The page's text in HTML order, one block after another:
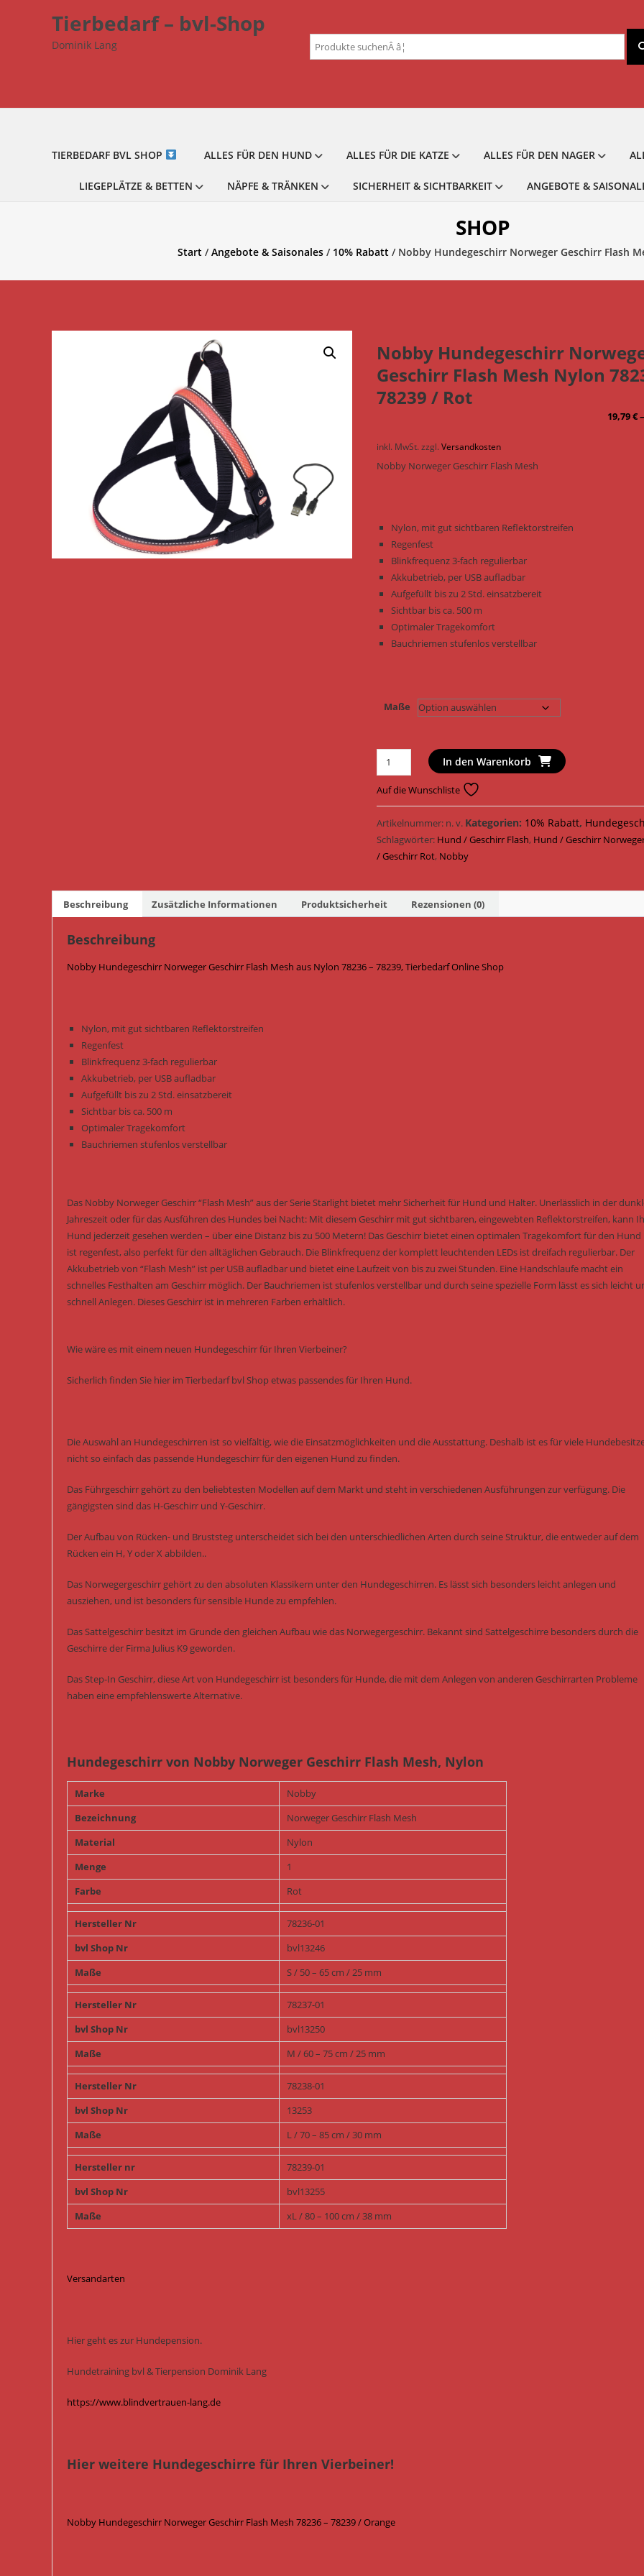
Tierbedarf – bvl-Shop
Dominik Lang
Suchen
nach:
TIERBEDARF BVL SHOP ALLES FÜR DEN HUND ALLES FÜR DIE KATZE ALLES FÜR DEN NAGER
LIEGEPLÄTZE & BETTEN NÄPFE & TRÄNKEN SICHERHEIT & SICHTBARKEIT ANGEBOTE &
SHOP
Start/Angebote & Saisonales/ 10% Rabatt/ Nobby Hundegeschirr Norweger Geschirr Flash
Nobby Hundegeschirr
Geschirr Flash Mesh Nylon
78239 / Rot
19,79€
inkl. MwSt. zzgl.Versandkosten
Nobby Norweger Geschirr Flash Mesh
Nylon, mit gut sichtbaren Reflektorstreifen
Regenfest
Blinkfrequenz 3-fach regulierbar
Akkubetrieb, per USB aufladbar
Aufgefüllt bis zu 2 Std. einsatzbereit
Sichtbar bis ca. 500 m
Optimaler Tragekomfort
Bauchriemen stufenlos verstellbar
Maße
Nobby
Hundegeschirr
Norweger
Geschirr
Flash
Mesh
Nylon
-
78239
/
In den Warenkorb
Auf die Wunschliste
Artikelnummer: n. v. Kategorien: 10% Rabatt,
Schlagwörter: Hund / Geschirr Flash, Hund / Geschirr
/ Geschirr Rot, Nobby
Beschreibung Zusätzliche Informationen Produktsicherheit Rezensionen (0)
Beschreibung
Nobby Hundegeschirr Norweger Geschirr Flash Mesh aus Nylon 78236 – 78239, Tierbedarf Online Shop
Nylon, mit gut sichtbaren Reflektorstreifen
Regenfest
Blinkfrequenz 3-fach regulierbar
Akkubetrieb, per USB aufladbar
Aufgefüllt bis zu 2 Std. einsatzbereit
Sichtbar bis ca. 500 m
Optimaler Tragekomfort
Bauchriemen stufenlos verstellbar
Das Nobby Norweger Geschirr “Flash Mesh” aus der Serie Starlight bietet mehr Sicherheit für Hund und Halter. Unerlässlich in der
Jahreszeit oder für das Ausführen des Hundes bei Nacht: Mit diesem Geschirr mit gut sichtbaren, eingewebten Reflektorstreifen, kann
Hund jederzeit gesehen werden – über eine Distanz bis zu 500 Metern! Das Geschirr bietet einen optimalen Tragekomfort für den
ist regenfest, also perfekt für den alltäglichen Gebrauch. Die Blinkfrequenz der komplett leuchtenden LEDs ist dreifach regulierbar. Der
Akkubetrieb von “Flash Mesh” ist per USB aufladbar und bietet eine Laufzeit von bis zu zwei Stunden. Eine Handschlaufe macht ein
schnelles Festhalten am Geschirr möglich. Der Bauchriemen ist stufenlos verstellbar und durch seine spezielle Form lässt es sich leicht
schnell Anlegen. Dieses Geschirr ist in mehreren Farben erhältlich.
Wie wäre es mit einem neuen Hundegeschirr für Ihren Vierbeiner?
Sicherlich finden Sie hier im Tierbedarf bvl Shop etwas passendes für Ihren Hund.
Die Auswahl an Hundegeschirren ist so vielfältig, wie die Einsatzmöglichkeiten und die Ausstattung. Deshalb ist es für viele
nicht so einfach das passende Hundegeschirr für den eigenen Hund zu finden.
Das Führgeschirr gehört zu den beliebtesten Modellen auf dem Markt und steht in verschiedenen Ausführungen zur verfügung. Die
gängigsten sind das H-Geschirr und Y-Geschirr.
Der Aufbau von Rücken- und Bruststeg unterscheidet sich bei den unterschiedlichen Arten durch seine Struktur, die entweder auf dem
Rücken ein H, Y oder X abbilden..
Das Norwegergeschirr gehört zu den absoluten Klassikern unter den Hundegeschirren. Es lässt sich besonders leicht anlegen und
ausziehen, und ist besonders für sensible Hunde zu empfehlen.
Das Sattelgeschirr besitzt im Grunde den gleichen Aufbau wie das Norwegergeschirr. Bekannt sind Sattelgeschirre besonders durch die
Geschirre der Firma Julius K9 geworden.
Das Step-In Geschirr, diese Art von Hundegeschirr ist besonders für Hunde, die mit dem Anlegen von anderen Geschirrarten Probleme
haben eine empfehlenswerte Alternative.
Hundegeschirr von Nobby Norweger Geschirr Flash Mesh, Nylon
Marke
Nobby
Bezeichnung
Norweger Geschirr Flash Mesh
Material
Nylon
Menge
1
Farbe
Rot
Hersteller Nr
78236-01
bvl Shop Nr
bvl13246
Maße
S / 50 – 65 cm / 25 mm
Hersteller Nr
78237-01
bvl Shop Nr
bvl13250
Maße
M / 60 – 75 cm / 25 mm
Hersteller Nr
78238-01
bvl Shop Nr
13253
Maße
L / 70 – 85 cm / 30 mm
Hersteller nr
78239-01
bvl Shop Nr
bvl13255
Maße
xL / 80 – 100 cm / 38 mm
Versandarten
Hier geht es zur Hundepension.
Hundetraining bvl & Tierpension Dominik Lang
https://www.blindvertrauen-lang.de
Hier weitere Hundegeschirre für Ihren Vierbeiner!
Nobby Hundegeschirr Norweger Geschirr Flash Mesh 78236 – 78239 / Orange